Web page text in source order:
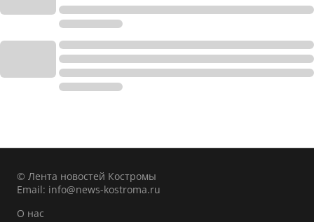
© Лента новостей Костромы
Email: info@news-kostroma.ru
О нас